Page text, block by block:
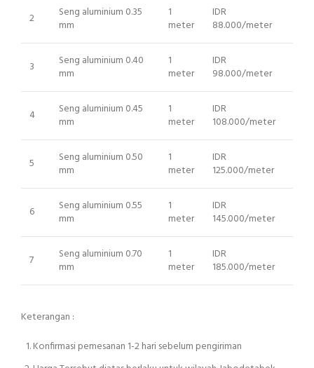
2
Seng aluminium 0.35
mm
1
meter
IDR
88.000/meter
3
Seng aluminium 0.40
mm
1
meter
IDR
98.000/meter
4
Seng aluminium 0.45
mm
1
meter
IDR
108.000/meter
5
Seng aluminium 0.50
mm
1
meter
IDR
125.000/meter
6
Seng aluminium 0.55
mm
1
meter
IDR
145.000/meter
7
Seng aluminium 0.70
mm
1
meter
IDR
185.000/meter
Keterangan :
Konfirmasi pemesanan 1-2 hari sebelum pengiriman